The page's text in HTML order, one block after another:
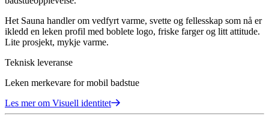
Het Sauna handler om vedfyrt varme, svette og fellesskap som nå er
ikledd en leken profil med boblete logo, friske farger og litt attitude.
Lite prosjekt, mykje varme.
Teknisk leveranse
Leken merkevare for mobil badstue
Les mer om Visuell identitet